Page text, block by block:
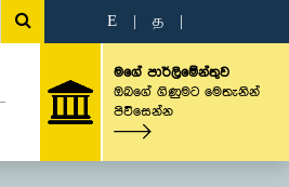
E த
මගේ පාර්ලිමේන්තුව
ඔබගේ ගිණුමට මෙතැනින්
පිවිසෙන්න